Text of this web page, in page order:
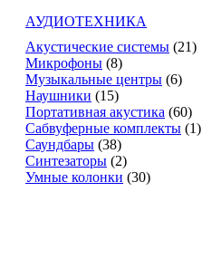
АУДИОТЕХНИКА
Акустические системы (21)
Микрофоны (8)
Музыкальные центры (6)
Наушники (15)
Портативная акустика (60)
Сабвуферные комплекты (1)
Саундбары (38)
Синтезаторы (2)
Умные колонки (30)